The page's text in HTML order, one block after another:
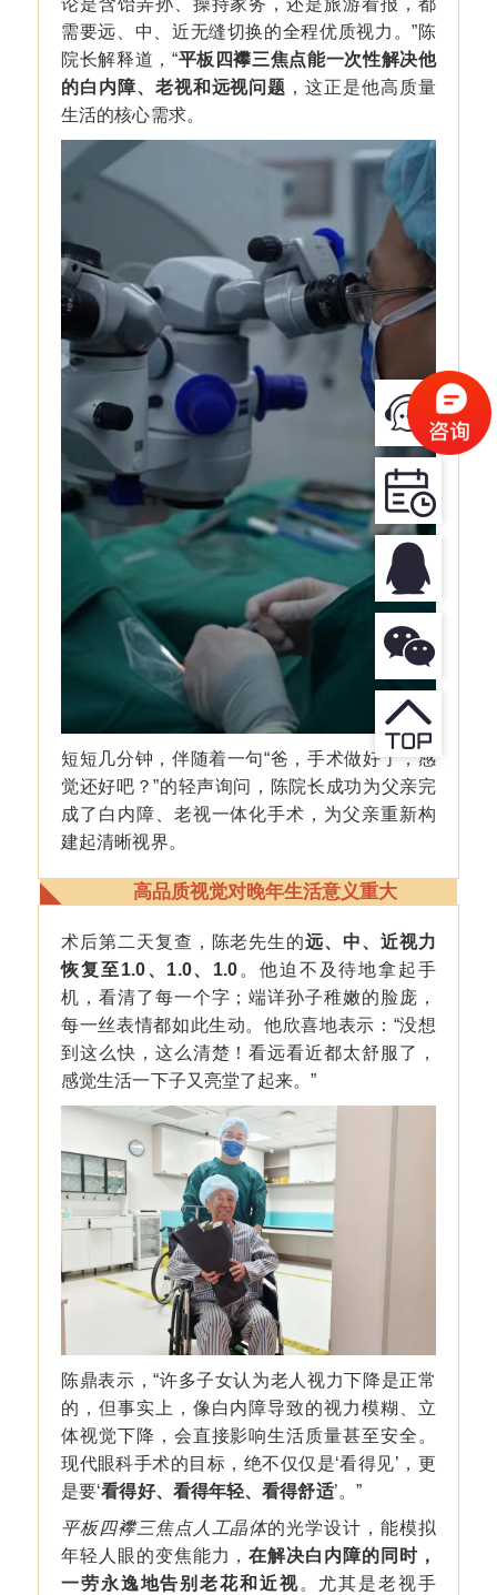
需要远、中、近无缝切换的全程优质视力。”陈
院长解释道，“平板四襻三焦点能一次性解决他
的白内障、老视和远视问题 ，这正是他高质量
生活的核心需求。
短短几分钟，伴随着一句“爸，手术做好了，感
觉还好吧？”的轻声询问，陈院长成功为父亲完
成了白内障、老视一体化手术，为父亲重新构
建起清晰视界。
高品质视觉对晚年生活意义重大
术后第二天复查，陈老先生的远、中、近视力
恢复至1.0、1.0、1.0 。他迫不及待地拿起手
机，看清了每一个字；端详孙子稚嫩的脸庞，
每一丝表情都如此生动。他欣喜地表示：“没想
到这么快，这么清楚！看远看近都太舒服了，
感觉生活一下子又亮堂了起来。”
陈鼎表示，“许多子女认为老人视力下降是正常
的，但事实上，像白内障导致的视力模糊、立
体视觉下降，会直接影响生活质量甚至安全。
现代眼科手术的目标，绝不仅仅是‘看得见’，更
是要‘看得好、看得年轻、看得舒适’。”
平板四襻三焦点人工晶体的光学设计，能模拟
年轻人眼的变焦能力，在解决白内障的同时，
一劳永逸地告别老花和近视。尤其是老视手